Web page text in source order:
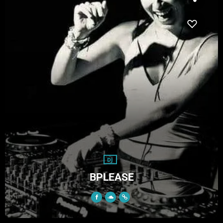
DJ
BPLEASE